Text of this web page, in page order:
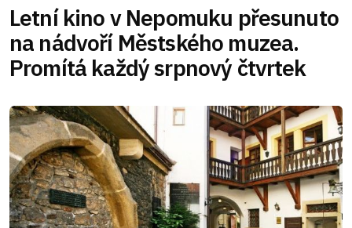
Letní kino v Nepomuku přesunuto
na nádvoří Městského muzea.
Promítá každý srpnový čtvrtek